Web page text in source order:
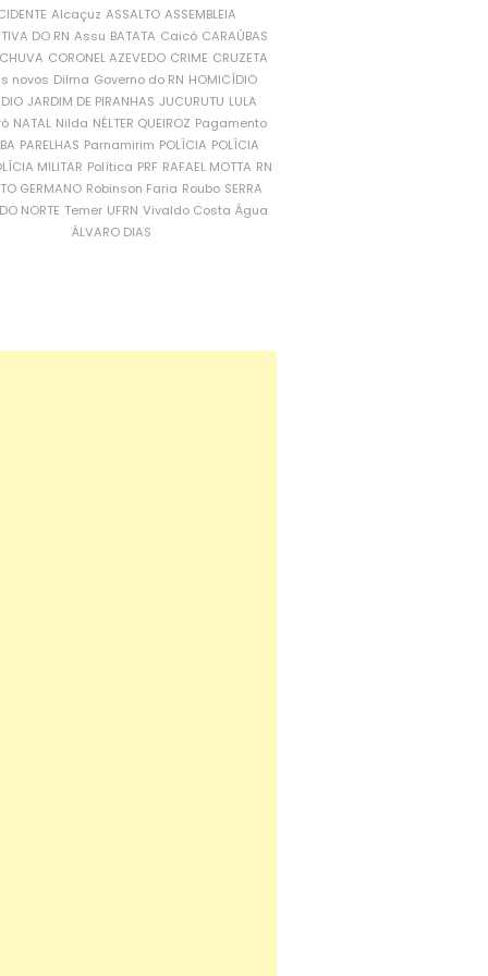
Alcaçuz ASSALTO ASSEMBLEIA
DO RN Assu BATATA Caicó CARAÚBAS
CORONEL AZEVEDO CRIME CRUZETA
novos Dilma Governo do RN HOMICÍDIO
JARDIM DE PIRANHAS JUCURUTU LULA
NATAL Nilda NÉLTER QUEIROZ Pagamento
PARELHAS Parnamirim POLÍCIA POLÍCIA
MILITAR Política PRF RAFAEL MOTTA RN
GERMANO Robinson Faria Roubo SERRA
NORTE Temer UFRN Vivaldo Costa Água
ÁLVARO DIAS